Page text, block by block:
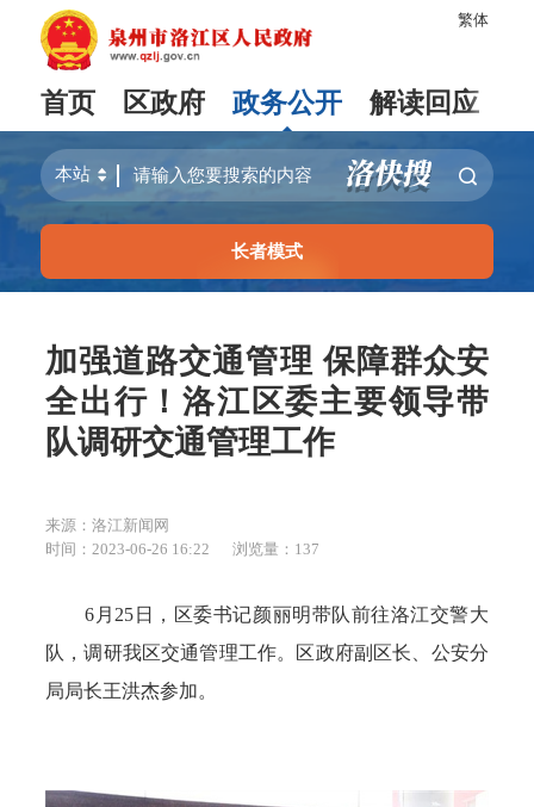
繁体
首页 区政府 政务公开 解读回应
长者模式
加强道路交通管理 保障群众安
全出行！洛江区委主要领导带
队调研交通管理工作
来源：洛江新闻网
时间：2023-06-26 16:22
浏览量： 137
6月25日，区委书记颜丽明带队前往洛江交警大
队，调研我区交通管理工作。区政府副区长、公安分
局局长王洪杰参加。